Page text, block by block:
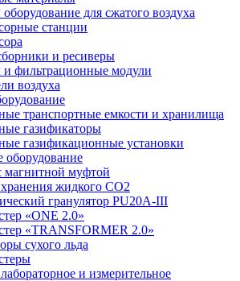
для сжатого воздуха
станции
и ресиверы
фильтрационные модули
воздуха
транспортные емкости и хранилища
газификаторы
газификационные установки
оборудование
магнитной муфтой
жидкого CO2
гранулятор PU20A-III
«ONE 2.0»
«TRANSFORMER 2.0»
сухого льда
и измерительное